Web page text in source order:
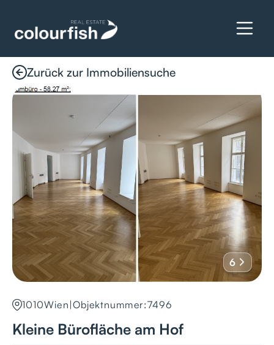
Zurück zur Immobiliensuche
6
1010Wien |Objektnummer:7496
Kleine Bürofläche am Hof
Details anfragen